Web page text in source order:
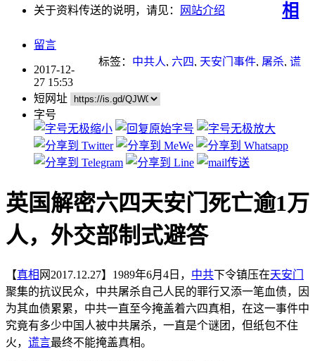
关于资料传送的说明，请见：
网站介绍
相
留言
标签： 中共人, 六四, 天安门事件, 屠杀, 谎
2017-12-
27 15:53
短网址
字号
英国解密六四天安门死亡逾1万
人，外交部制式避答
【真相 网2017.12.27】1989年6月4日， 中共下令镇压在天安门
聚集的抗议民众，中共屠杀自己人民的罪行又添一笔血债，因
为其血债累累，中共一直至今掩盖着六四真相，在这一事件中
究竟有多少中国人被中共屠杀，一直是个谜团，但纸包不住
火， 谎言最终不能掩盖真相。